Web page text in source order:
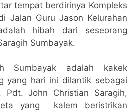
tempat berdirinya Kompleks
Jalan Guru Jason Kelurahan
hibah dari seseorang
Sumbayak.
Sumbayak adalah kakek
yang hari ini dilantik sebagai
Pdt. John Christian Saragih,
yang kalem beristrikan